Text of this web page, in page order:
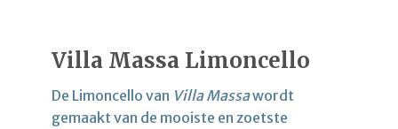
Villa Massa Limoncello
De Limoncello van Villa Massawordt
gemaakt van de mooiste en zoetste